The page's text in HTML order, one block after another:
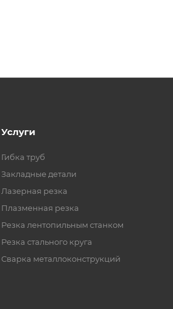
Услуги
Гибка труб
Закладные детали
Лазерная резка
Плазменная резка
Резка лентопильным станком
Резка стального круга
Сварка металлоконструкций